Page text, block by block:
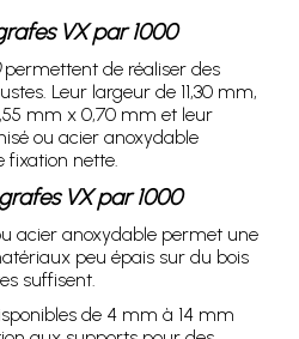
VX par 1000
permettent de réaliser des
Leur largeur de 11,30 mm,
mm x 0,70 mm et leur
ou acier anoxydable
fixation nette.
VX par 1000
acier anoxydable permet une
peu épais sur du bois
suffisent.
de 4 mm à 14 mm